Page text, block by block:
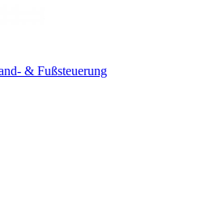
& Fußsteuerung